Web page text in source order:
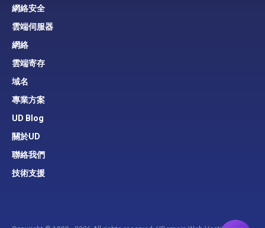
網絡安全
雲端伺服器
網絡
雲端寄存
域名
專業方案
UD Blog
關於UD
聯絡我們
技術支援